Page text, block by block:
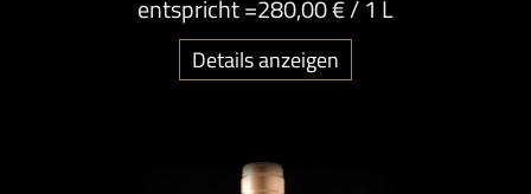
entspricht =280,00 €/ 1 L
Details anzeigen